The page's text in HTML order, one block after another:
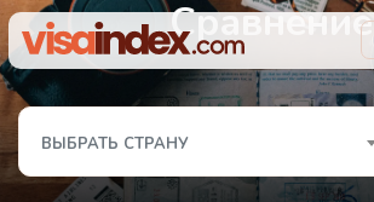
Сравнение
ВЫБРАТЬ СТРАНУ